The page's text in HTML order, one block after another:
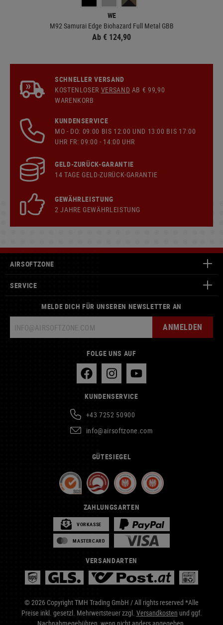
WE
M92 Samurai Edge Biohazard Full Metal GBB
Ab € 124,90
SCHNELLER VERSAND
KOSTENLOSER VERSAND AB € 99,90
WARENKORB
KUNDENSERVICE
MO - DO: 09:00 BIS 12:00 UND 13:00 BIS 17:00
UHR FR: 09:00 - 14:00 UHR
GELD-ZURÜCK-GARANTIE
14 TAGE GELD-ZURÜCK-GARANTIE
GEWÄHRLEISTUNG
2 JAHRE GEWÄHRLEISTUNG
AIRSOFTZONE
SERVICE
MELDE DICH FÜR UNSEREN NEWSLETTER AN
ANMELDEN
FOLGE UNS AUF
KUNDENSERVICE
+43 7252 50900
info@airsoftzone.com
GÜTESIEGEL
ZAHLUNGSARTEN
VORKASSE
MASTERCARD
VERSANDARTEN
© 2026 Copyright TMH Trading GmbH / All rights reserved *Alle
Preise inkl. gesetzl. Mehrwertsteuer zzgl. Versandkosten und ggf.